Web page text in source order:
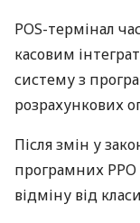
POS-термінал
касовим
систему з
розрахункових
Після змін у
програмних РРО
відміну від